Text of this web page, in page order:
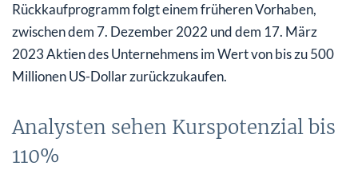
Rückkaufprogramm folgt einem früheren Vorhaben,
zwischen dem 7. Dezember 2022 und dem 17. März
2023 Aktien des Unternehmens im Wert von bis zu 500
Millionen US-Dollar zurückzukaufen.
Analysten sehen Kurspotenzial bis
110%